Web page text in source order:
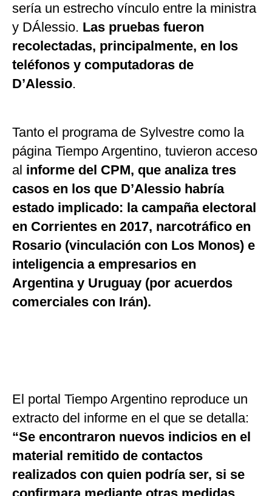
sería un estrecho vínculo entre la ministra
y DÁlessio. Las pruebas fueron
recolectadas, principalmente, en los
teléfonos y computadoras de
D’Alessio.
Tanto el programa de Sylvestre como la
página Tiempo Argentino, tuvieron acceso
al informe del CPM, que analiza tres
casos en los que D’Alessio habría
estado implicado: la campaña electoral
en Corrientes en 2017, narcotráfico en
Rosario (vinculación con Los Monos) e
inteligencia a empresarios en
Argentina y Uruguay (por acuerdos
comerciales con Irán).
El portal Tiempo Argentino reproduce un
extracto del informe en el que se detalla:
“Se encontraron nuevos indicios en el
material remitido de contactos
realizados con quien podría ser, si se